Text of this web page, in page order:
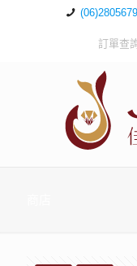
(06)2805679
訂單查